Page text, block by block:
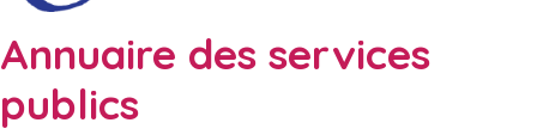
Annuaire des services
publics